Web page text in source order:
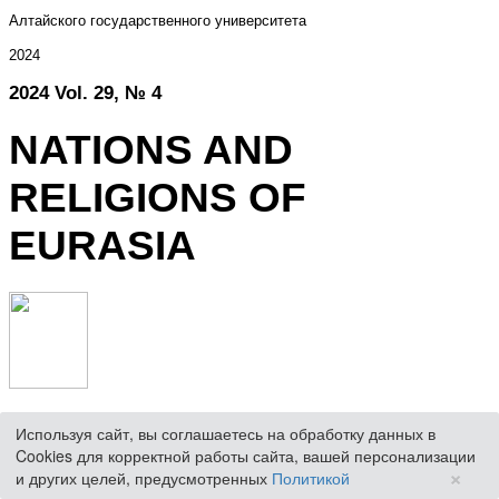
Используя сайт, вы соглашаетесь на обработку данных в
Cookies для корректной работы сайта, вашей персонализации
и других целей, предусмотренных Политикой ×